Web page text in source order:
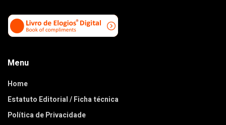
Menu
Home
Estatuto Editorial / Ficha técnica
Política de Privacidade